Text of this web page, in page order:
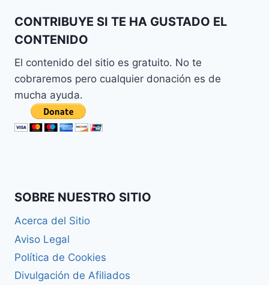
CONTRIBUYE SI TE HA GUSTADO EL
CONTENIDO
El contenido del sitio es gratuito. No te
cobraremos pero cualquier donación es de
mucha ayuda.
SOBRE NUESTRO SITIO
Acerca del Sitio
Aviso Legal
Política de Cookies
Divulgación de Afiliados